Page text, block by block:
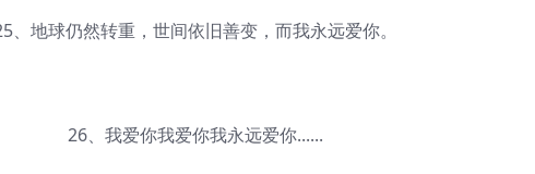
地球仍然转重，世间依旧善变，而我永远爱你。
26、我爱你我爱你我永远爱你......